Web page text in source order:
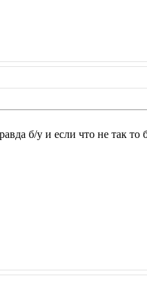
б/у и если что не так то